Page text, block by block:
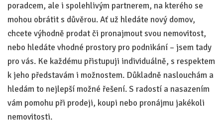
poradcem, ale i spolehlivým partnerem, na kterého se
mohou obrátit s důvěrou. Ať už hledáte nový domov,
chcete výhodně prodat či pronajmout svou nemovitost,
nebo hledáte vhodné prostory pro podnikání – jsem tady
pro vás. Ke každému přistupuji individuálně, s respektem
k jeho představám i možnostem. Důkladně naslouchám a
hledám to nejlepší možné řešení. S radostí a nasazením
vám pomohu při prodeji, koupi nebo pronájmu jakékoli
nemovitosti.